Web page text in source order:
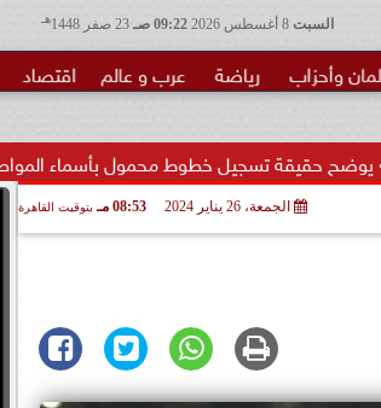
السبت 09:22 صـ هـ
وأحزاب رياضة عرب و عالم اقتصاد
خطوط محمول بأسماء المواطنين دون...
الجمعة، 26 يناير 2024 08:53 مـ بتوقيت القاهرة